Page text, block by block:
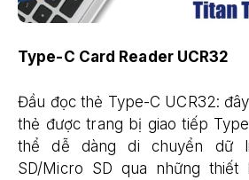
Type-C Card Reader UCR32
Đầu đọc thẻ Type-C UCR32:
thẻ được trang bị giao tiếp
thể dễ dàng di chuyển dữ
SD/Micro SD qua những